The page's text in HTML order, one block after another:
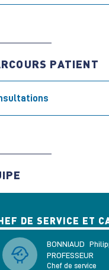
PATIENT
DE SERVICE ET
BONNIAUD
PROFESSEUR
Chef de service